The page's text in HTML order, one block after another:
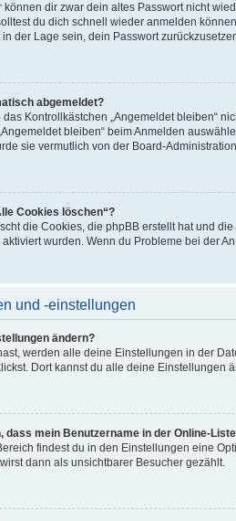
können dir zwar dein altes Passwort nicht
du dich schnell wieder anmelden
der Lage sein, dein Passwort
abgemeldet?
Kontrollkästchen „Angemeldet bleiben“
bleiben“ beim Anmelden
sie vermutlich von der Board-
Cookies löschen“?
die Cookies, die phpBB erstellt hat und
wurden. Wenn du Probleme bei der
und -einstellungen
ändern?
werden alle deine Einstellungen in der
Dort kannst du alle deine Einstellungen
dass mein Benutzername in der Online-
findest du in den Einstellungen eine
dann als unsichtbarer Besucher gezählt.